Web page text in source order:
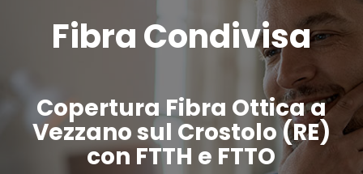
Fibra Condivisa
Copertura Fibra Ottica a
Vezzano sul Crostolo (RE)
con FTTH e FTTO